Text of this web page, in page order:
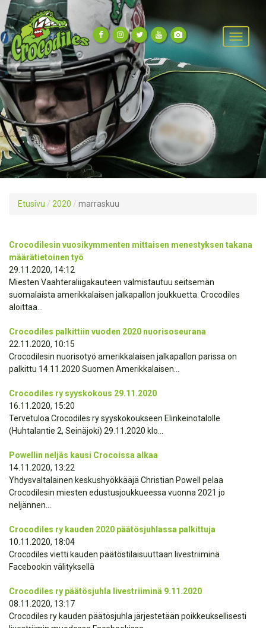
Etusivu / 2020 / marraskuu
Crocodilesin vuosikymmenten mittaisen menestyksen takana
määrätietoinen työ
29.11.2020, 14:12
Miesten Vaahteraliigakauteen valmistautuu seitsemän
suomalaista amerikkalaisen jalkapallon joukkuetta. Crocodiles
aloittaa...
Crocodiles palkittiin vuoden 2020 nuorisoseurana
22.11.2020, 10:15
Crocodilesin nuorisotyö amerikkalaisen jalkapallon parissa on
palkittu 14.11.2020 Suomen Amerikkalaisen...
Crocodiles ry syyskokous 29.11.2020
16.11.2020, 15:20
Tervetuloa Crocodiles ry syyskokoukseen Elinkeinotalolle
(Huhtalantie 2, Seinäjoki) 29.11.2020 klo...
Powellin neljäs kausi Crocoissa alkaa
14.11.2020, 13:22
Yhdysvaltalainen keskushyökkääjä Christian Powell pelaa
Crocodilesin miesten edustusjoukkueessa vuonna 2021 jo
neljännen...
Crocodiles ry kauden 2020 päätösjuhlassa palkittuja
10.11.2020, 18:04
Crocodiles vietti kauden päätöstilaisuuttaan livestriiminä
Facebookin välityksellä
Crocodiles ry päätösjuhla livestriiminä 9.11.2020
08.11.2020, 13:17
Crocodiles ry kauden päätösjuhla järjestetään poikkeuksellisesti